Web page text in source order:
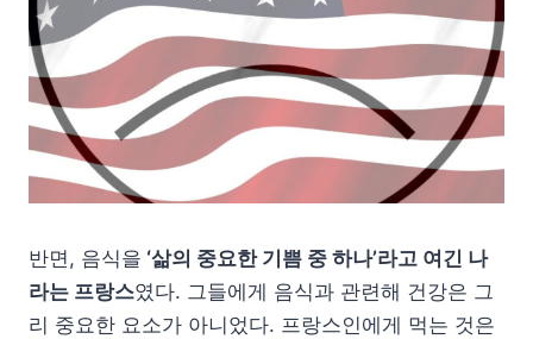
반면, 음식을 ‘삶의 중요한 기쁨 중 하나’라고 여긴 나
라는 프랑스였다. 그들에게 음식과 관련해 건강은 그
리 중요한 요소가 아니었다. 프랑스인에게 먹는 것은